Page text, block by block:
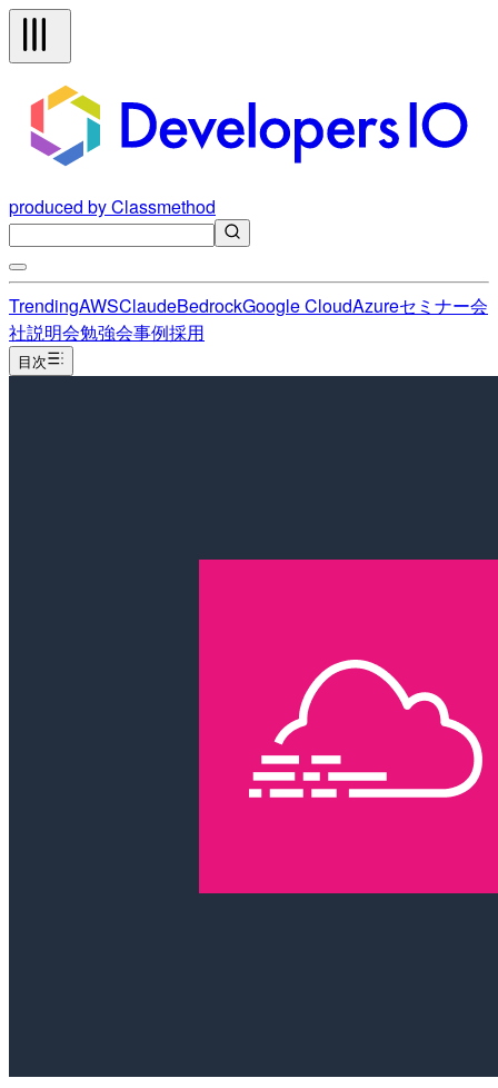
produced by Classmethod
TrendingAWSClaudeBedrockGoogle CloudAzureセミナー会
社説明会勉強会事例採用
目次